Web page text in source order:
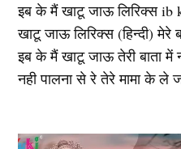
इब के मैं खाटू जाऊ लिरिक्स ib
खाटू जाऊ लिरिक्स (हिन्दी)
इब के मैं खाटू जाऊ तेरी बाता
नही पालना से रे तेरे मामा के